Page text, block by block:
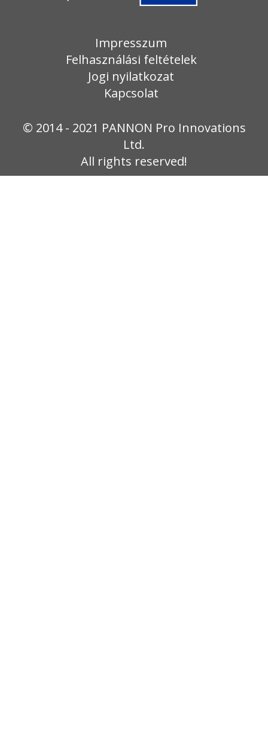
Impresszum
Felhasználási feltételek
Jogi nyilatkozat
Kapcsolat
© 2014 - 2021 PANNON Pro Innovations
Ltd.
All rights reserved!